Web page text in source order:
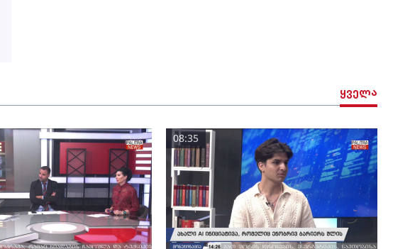
ყველა
08:35